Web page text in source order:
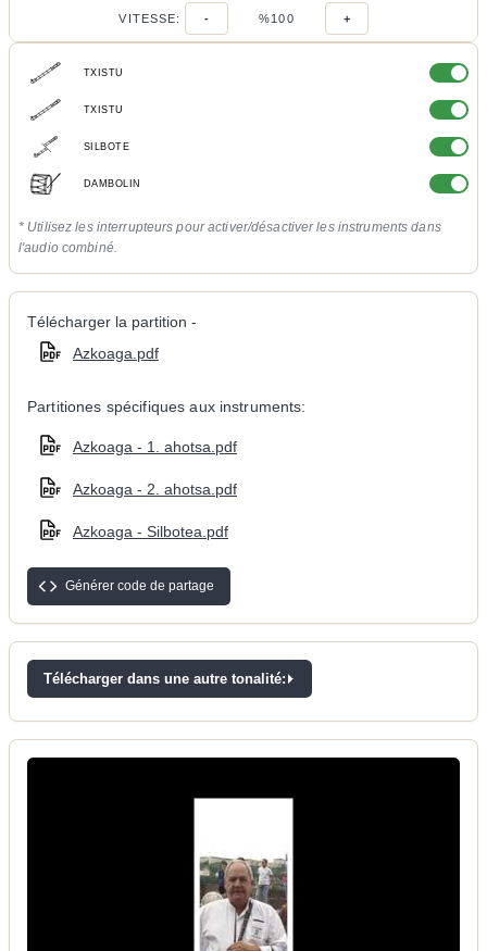
VITESSE: - %100 +
TXISTU
TXISTU
SILBOTE
DAMBOLIN
* Utilisez les interrupteurs pour activer/désactiver les instruments dans
l'audio combiné.
Télécharger la partition -
Azkoaga.pdf
Partitiones spécifiques aux instruments:
Azkoaga - 1. ahotsa.pdf
Azkoaga - 2. ahotsa.pdf
Azkoaga - Silbotea.pdf
Générer code de partage
Télécharger dans une autre tonalité: